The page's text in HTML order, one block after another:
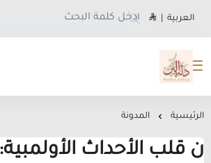
العربية
متجر دلة البن
الرئيسية المدونة
ن قلب الأحداث